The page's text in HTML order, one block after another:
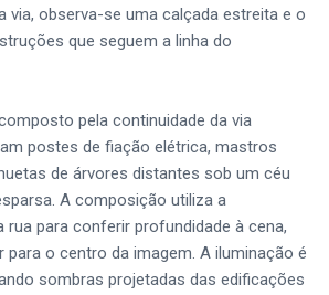
via, observa-se uma calçada estreita e o
que seguem a linha do
pela continuidade da via
postes de fiação elétrica, mastros
de árvores distantes sob um céu
A composição utiliza a
rua para conferir profundidade à cena,
para o centro da imagem. A iluminação é
sombras projetadas das edificações